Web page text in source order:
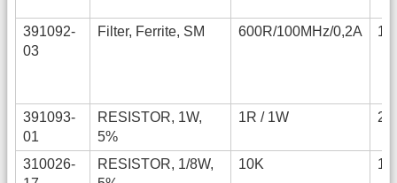
391092-
03
Filter, Ferrite, SM 600R/100MHz/0,2A
391093-
01
RESISTOR, 1W,
5%
1R / 1W
310026-
RESISTOR, 1/8W,
10K